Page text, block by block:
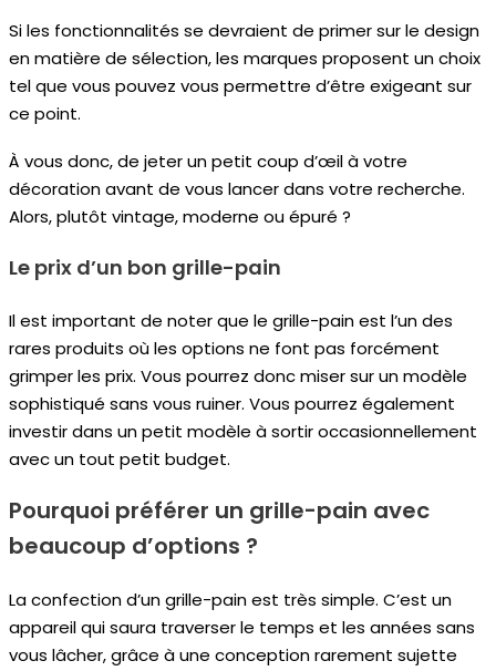
Si les fonctionnalités se devraient de primer sur le design
en matière de sélection, les marques proposent un choix
tel que vous pouvez vous permettre d’être exigeant sur
ce point.
À vous donc, de jeter un petit coup d’œil à votre
décoration avant de vous lancer dans votre recherche.
Alors, plutôt vintage, moderne ou épuré ?
Le prix d’un bon grille-pain
Il est important de noter que le grille-pain est l’un des
rares produits où les options ne font pas forcément
grimper les prix. Vous pourrez donc miser sur un modèle
sophistiqué sans vous ruiner. Vous pourrez également
investir dans un petit modèle à sortir occasionnellement
avec un tout petit budget.
Pourquoi préférer un grille-pain avec
beaucoup d’options ?
La confection d’un grille-pain est très simple. C’est un
appareil qui saura traverser le temps et les années sans
vous lâcher, grâce à une conception rarement sujette